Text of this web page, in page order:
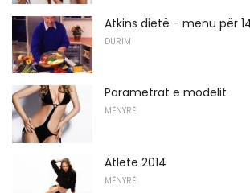
Atkins dietë - menu për
DURIM
Parametrat e modelit
MËNYRË
Atlete 2014
MËNYRË